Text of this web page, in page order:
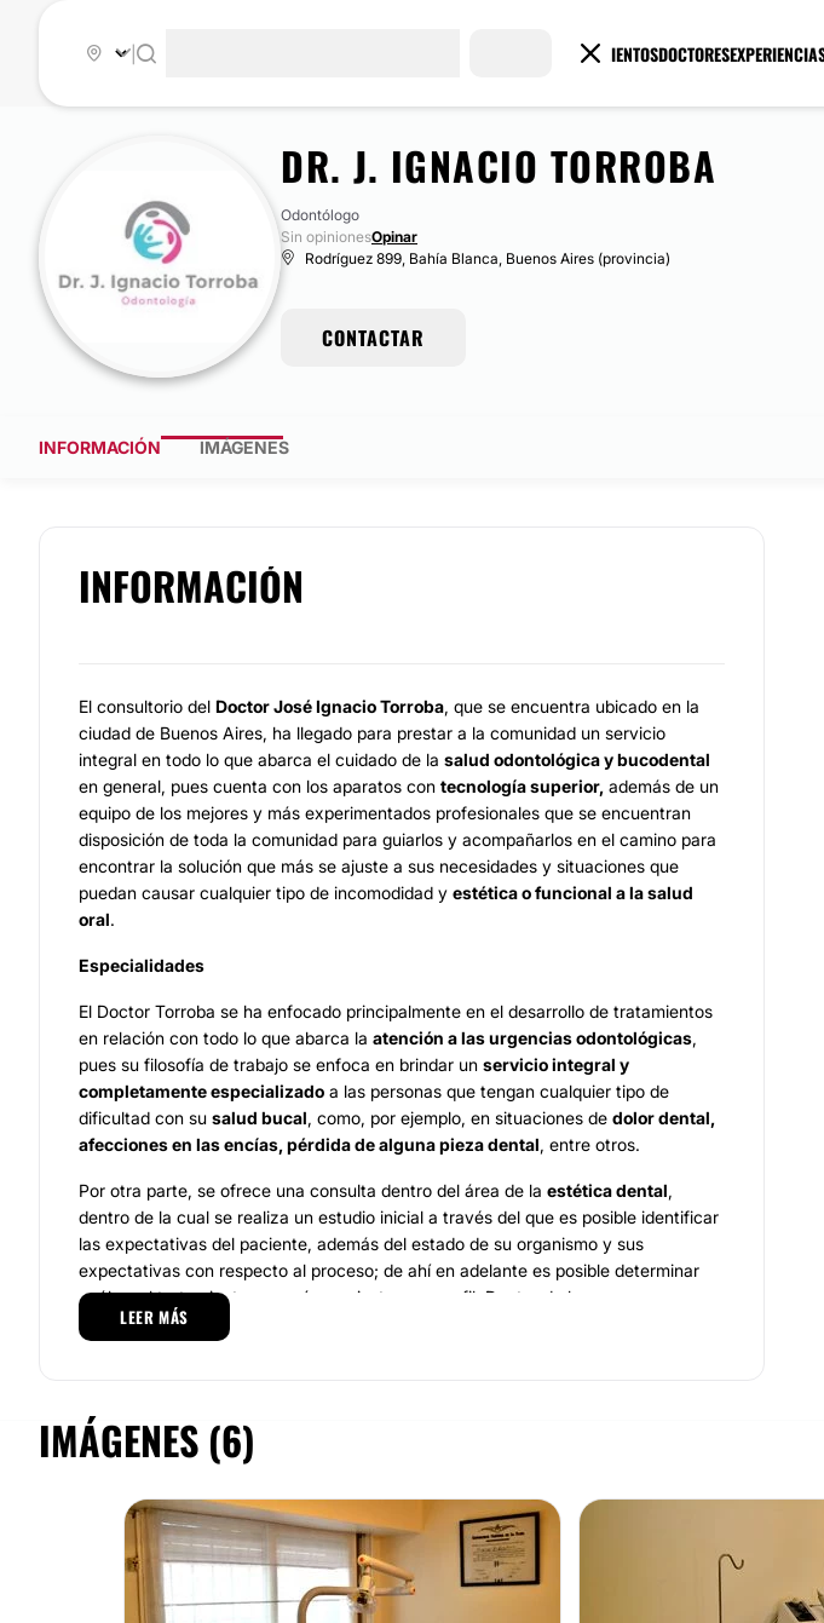
TRATAMIENTOSDOCTORES
DR. J. IGNACIO TORROBA
Odontólogo
Sin opinionesOpinar
Rodríguez 899, Bahía Blanca, Buenos Aires (provincia)
CONTACTAR
INFORMACIÓN IMÁGENES
INFORMACIÓN
El consultorio del Doctor José Ignacio Torroba, que se encuentra ubicado en la
ciudad de Buenos Aires, ha llegado para prestar a la comunidad un servicio
integral en todo lo que abarca el cuidado de la salud odontológica y bucodental
en general, pues cuenta con los aparatos con tecnología superior, además de un
equipo de los mejores y más experimentados profesionales que se encuentran
disposición de toda la comunidad para guiarlos y acompañarlos en el camino para
encontrar la solución que más se ajuste a sus necesidades y situaciones que
puedan causar cualquier tipo de incomodidad y estética o funcional a la salud
oral.
Especialidades
El Doctor Torroba se ha enfocado principalmente en el desarrollo de tratamientos
en relación con todo lo que abarca la atención a las urgencias odontológicas,
pues su filosofía de trabajo se enfoca en brindar un servicio integral y
completamente especializado a las personas que tengan cualquier tipo de
dificultad con su salud bucal, como, por ejemplo, en situaciones de dolor dental,
afecciones en las encías, pérdida de alguna pieza dental, entre otros.
Por otra parte, se ofrece una consulta dentro del área de la estética dental,
dentro de la cual se realiza un estudio inicial a través del que es posible identificar
las expectativas del paciente, además del estado de su organismo y sus
expectativas con respecto al proceso; de ahí en adelante es posible determinar
cuál es el tratamiento que más se ajusta a su perfil. Dentro de los procesos
médicos, tenemos el
El consultorio es atendido directamente por el
medicina odontológica
reconocidas universidades de Argentina; es especialista en implantología y
prótesis dentalescon varios años de experiencia comoprofesional de la salud
Localización
LEER MÁS
IMÁGENES (6)